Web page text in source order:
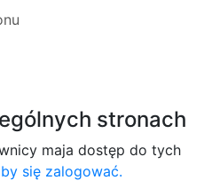
stronach
maja dostęp do tych
się zalogować.